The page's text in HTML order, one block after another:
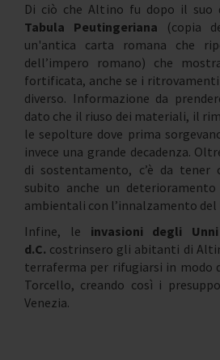
Di ciò che Altino fu dopo il suo
Tabula Peutingeriana (copia
un'antica carta romana che
dell’impero romano) che
fortificata, anche se i
diverso. Informazione da
dato che il riuso dei materiali, il
le sepolture dove prima
invece una grande decadenza.
di sostentamento, c’è da
subito anche un
ambientali con l’innalzamento
Infine, le invasioni degli
d.C. costrinsero gli abitanti di
terraferma per rifugiarsi in modo
Torcello, creando così i
Venezia.